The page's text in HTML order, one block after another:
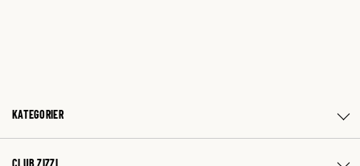
KATEGORIER
CLUB ZIZZI